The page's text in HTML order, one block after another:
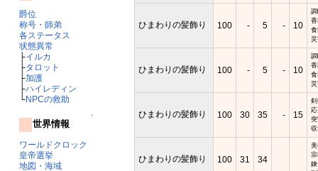
爵位
称号・師弟
各ステータス
状態異常
├イルカ
├タロット
├加護
├ハイレディン
└NPCの救助
↑
世界情報
ワールドクロック
皇帝選挙
地図・海域
ひまわりの髪飾り 100 - 5 - 10
ひまわりの髪飾り 100 - 5 - 10
ひまわりの髪飾り 100 30 35 - 15
ひまわりの髪飾り 100 31 34